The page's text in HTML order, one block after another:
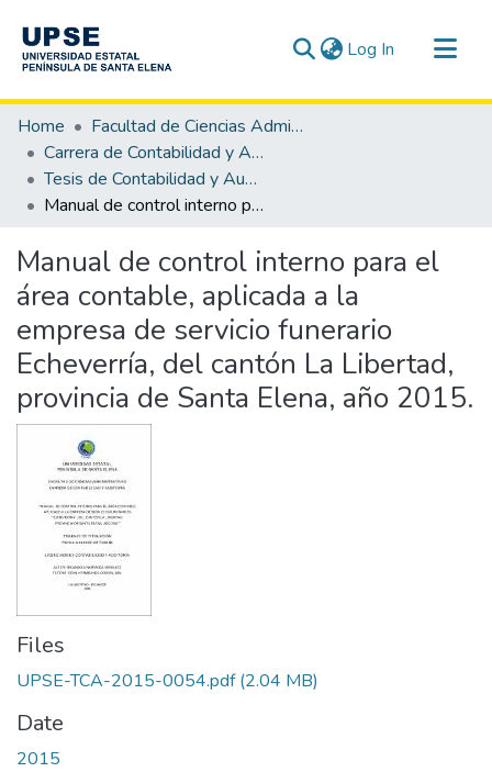
Log In (current)
Communities & Collections
All of DSpace
Statistics
Home
Facultad de Ciencias Administrativas
Carrera de Contabilidad y Auditoría
Tesis de Contabilidad y Auditoría
Manual de control interno para el área contable, aplicada a la empresa de servicio funerario Echeverría, del cantón La Libertad, provincia de Santa Elena, año 2015.
Manual de control interno para el
área contable, aplicada a la
empresa de servicio funerario
Echeverría, del cantón La Libertad,
provincia de Santa Elena, año 2015.
Files
UPSE-TCA-2015-0054.pdf(2.04 MB)
Date
2015